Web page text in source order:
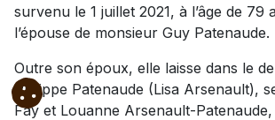
survenu le 1 juillet 2021, à l’âge de 79
l’épouse de monsieur Guy Patenaude.
Outre son époux, elle laisse dans le
Philippe Patenaude (Lisa Arsenault),
Fay et Louanne Arsenault-